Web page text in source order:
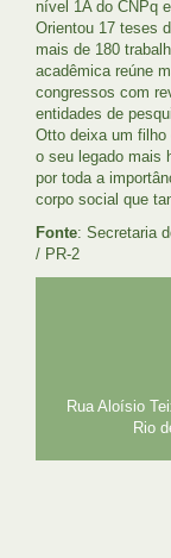
nível 1A do CNPq
Orientou 17 teses
mais de 180
acadêmica reúne
congressos com
entidades de
Otto deixa um
o seu legado mais
por toda a
corpo social que
Fonte: Secretaria
/ PR-2
Rua Aloísio
Rio